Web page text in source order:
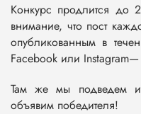
Конкурс продлится до
внимание, что пост
опубликованным в
Facebook или Instagram—
Там же мы подведем
объявим победителя!